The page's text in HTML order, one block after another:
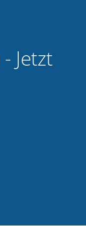
- Jetzt